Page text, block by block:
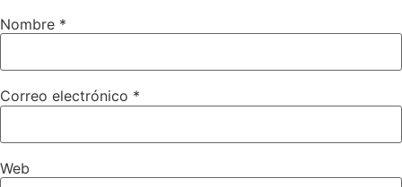
Nombre *
Correo electrónico *
Web